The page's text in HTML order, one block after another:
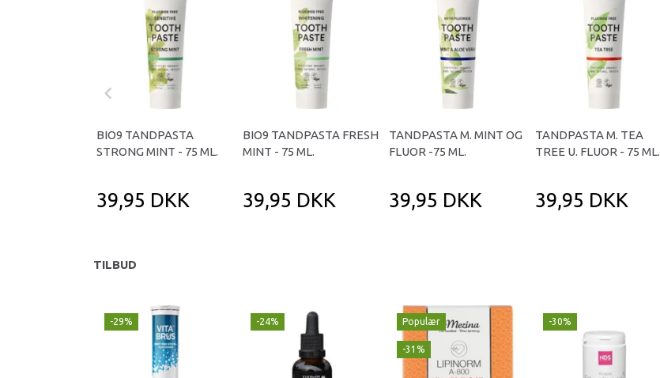
BIO9 TANDPASTA
STRONG MINT - 75 ML.
39,95 DKK
BIO9 TANDPASTA FRESH
MINT - 75 ML.
39,95 DKK
TANDPASTA M. MINT OG
FLUOR -75 ML.
39,95 DKK
TANDPASTA M. TEA
TREE U. FLUOR - 75 ML.
39,95 DKK
TILBUD
-29% -24% Populær
-31%
-30%